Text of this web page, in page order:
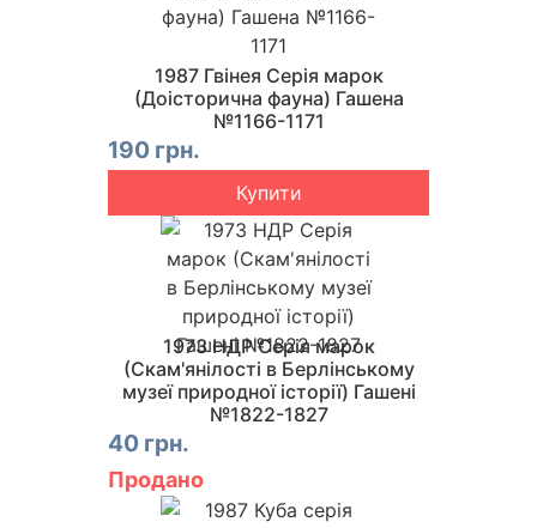
1987 Гвінея Серія марок
(Доісторична фауна) Гашена
№1166-1171
190 грн.
Купити
1973 НДР Серія марок
(Скам'янілості в Берлінському
музеї природної історії) Гашені
№1822-1827
40 грн.
Продано